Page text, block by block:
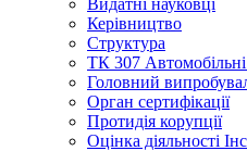
Видатні науковці
Керівництво
Структура
ТК 307 Автомобільні
Головний
Орган сертифікації
Протидія корупції
Оцінка діяльності